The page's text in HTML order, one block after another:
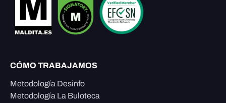
CÓMO TRABAJAMOS
Metodología Desinfo
Metodología La Buloteca